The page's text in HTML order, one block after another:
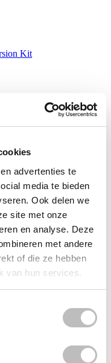
advertenties te
media te bieden
Ook delen we
site met onze
en analyse. Deze
met andere
of die ze hebben
van hun services.
Kit
email address.